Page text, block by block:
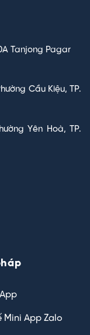
Tanjong Pagar
Cầu Kiệu, TP.
Yên Hoà, TP.
Mini App Zalo